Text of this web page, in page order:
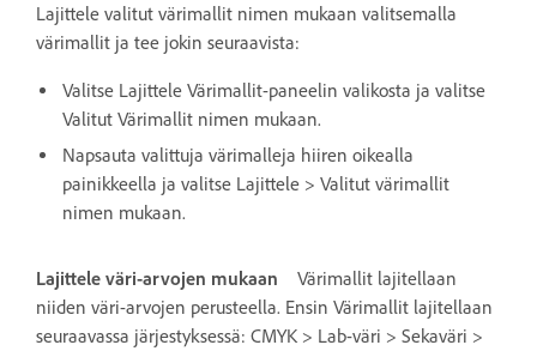
Lajittele valitut värimallit nimen mukaan valitsemalla
värimallit ja tee jokin seuraavista:
Valitse Lajittele Värimallit-paneelin valikosta ja valitse
Valitut Värimallit nimen mukaan.
Napsauta valittuja värimalleja hiiren oikealla
painikkeella ja valitse Lajittele > Valitut värimallit
nimen mukaan.
Lajittele väri-arvojen mukaan
Värimallit lajitellaan
niiden väri-arvojen perusteella. Ensin Värimallit lajitellaan
seuraavassa järjestyksessä: CMYK > Lab-väri > Sekaväri >